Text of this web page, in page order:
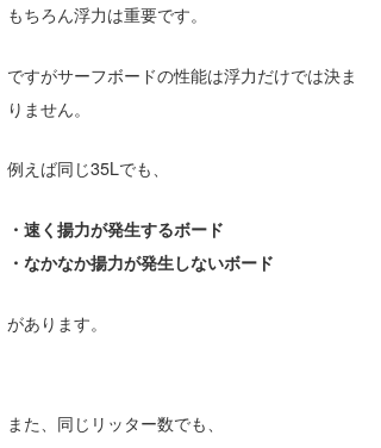
もちろん浮力は重要です。
ですがサーフボードの性能は浮力だけでは決ま
りません。
例えば同じ35Lでも、
・速く揚力が発生するボード
・なかなか揚力が発生しないボード
があります。
また、同じリッター数でも、